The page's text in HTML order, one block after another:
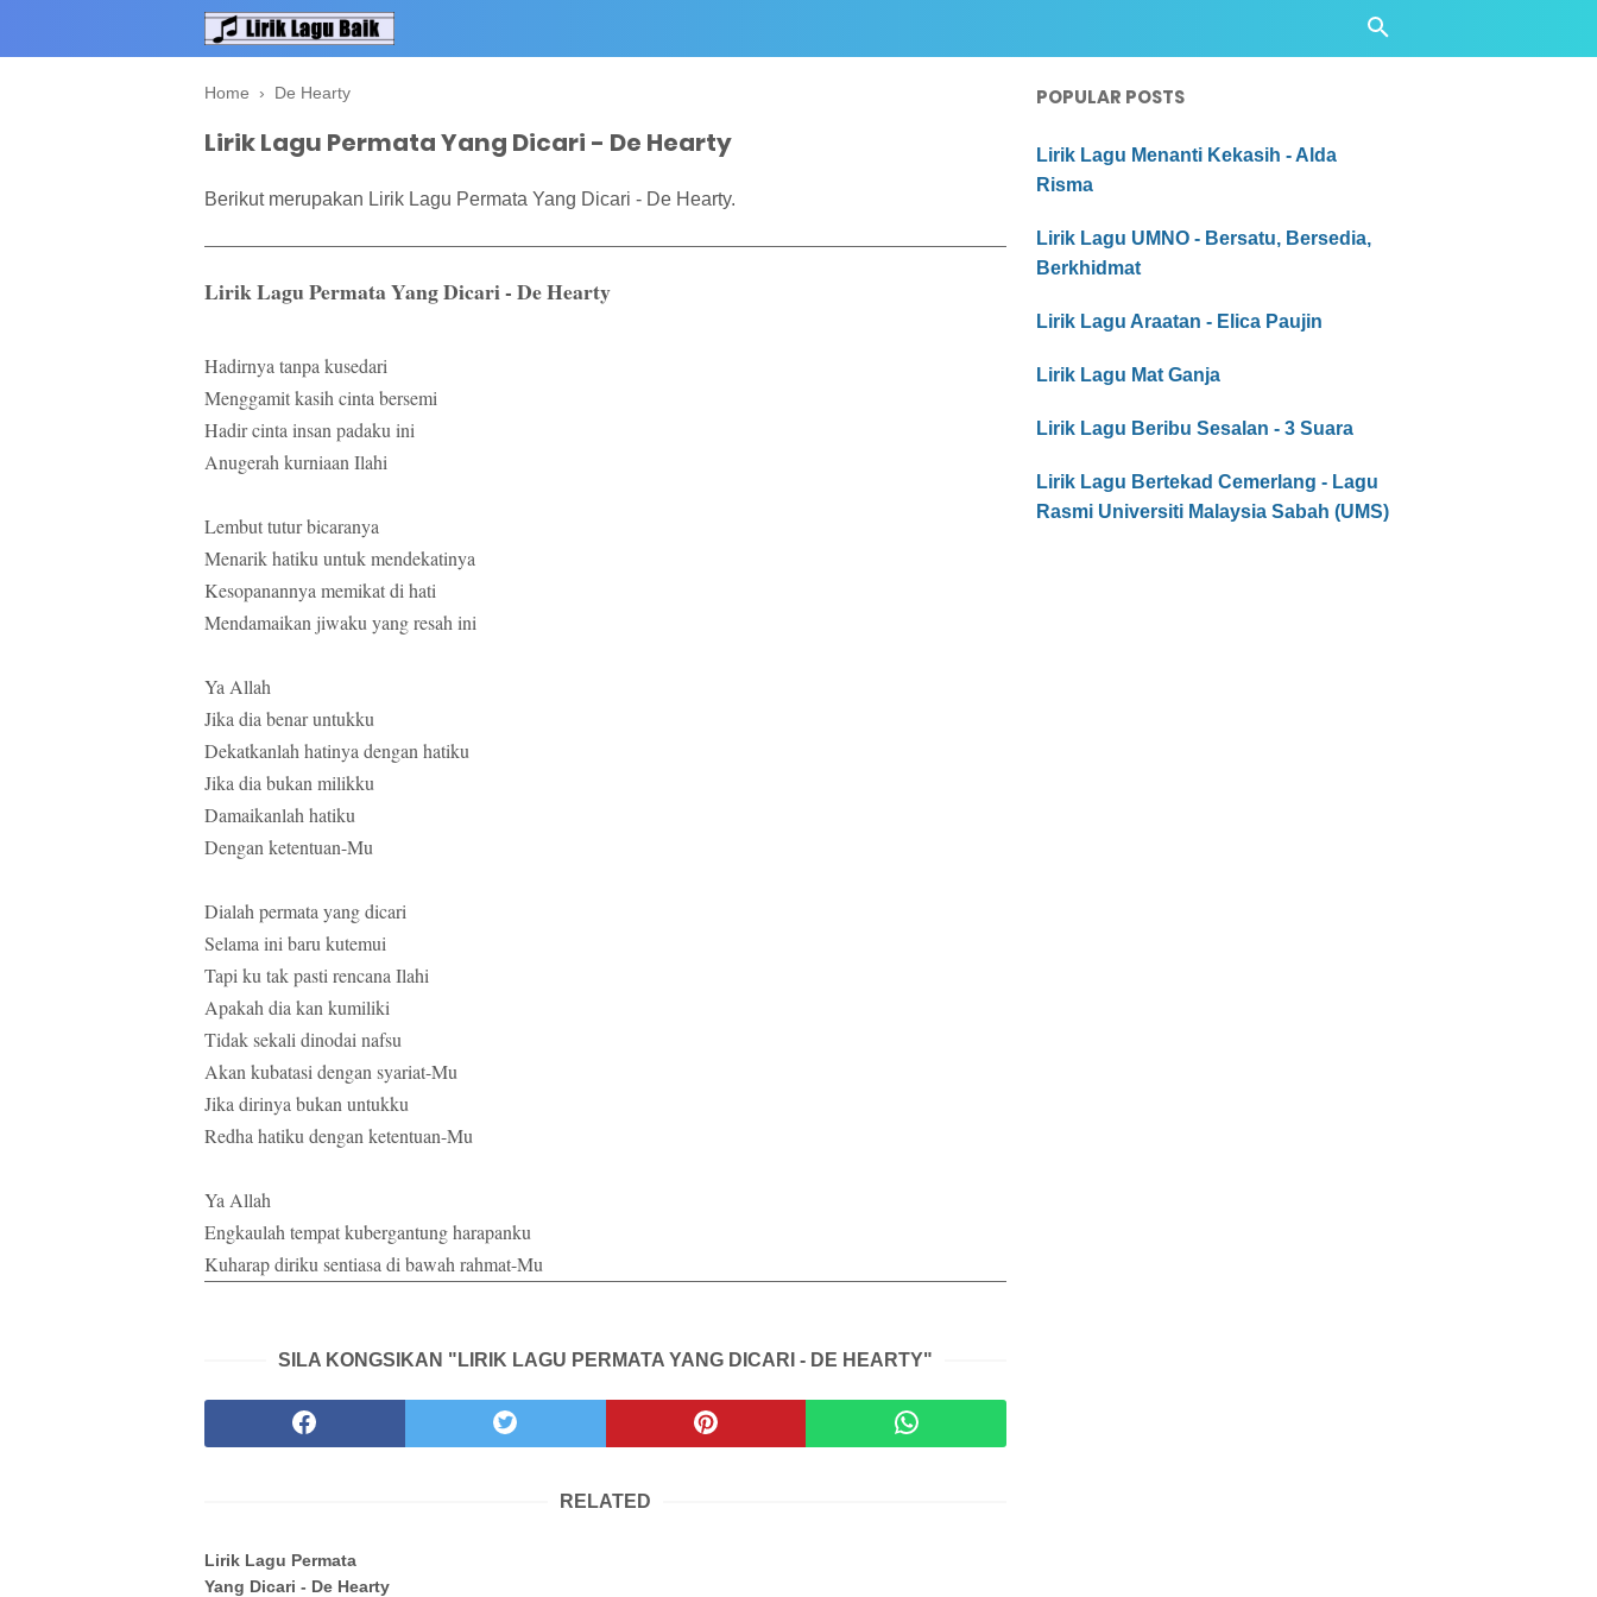
Home › De Hearty
Lirik Lagu Permata Yang Dicari - De Hearty
Berikut merupakan Lirik Lagu Permata Yang Dicari - De Hearty.
Lirik Lagu Permata Yang Dicari - De Hearty
Hadirnya tanpa kusedari
Menggamit kasih cinta bersemi
Hadir cinta insan padaku ini
Anugerah kurniaan Ilahi
Lembut tutur bicaranya
Menarik hatiku untuk mendekatinya
Kesopanannya memikat di hati
Mendamaikan jiwaku yang resah ini
Ya Allah
Jika dia benar untukku
Dekatkanlah hatinya dengan hatiku
Jika dia bukan milikku
Damaikanlah hatiku
Dengan ketentuan-Mu
Dialah permata yang dicari
Selama ini baru kutemui
Tapi ku tak pasti rencana Ilahi
Apakah dia kan kumiliki
Tidak sekali dinodai nafsu
Akan kubatasi dengan syariat-Mu
Jika dirinya bukan untukku
Redha hatiku dengan ketentuan-Mu
Ya Allah
Engkaulah tempat kubergantung harapanku
Kuharap diriku sentiasa di bawah rahmat-Mu
SILA KONGSIKAN "LIRIK LAGU PERMATA YANG DICARI - DE HEARTY"
RELATED
Lirik Lagu Permata
Yang Dicari - De Hearty
POPULAR POSTS
Lirik Lagu Menanti Kekasih - Alda
Risma
Lirik Lagu UMNO - Bersatu, Bersedia,
Berkhidmat
Lirik Lagu Araatan - Elica Paujin
Lirik Lagu Mat Ganja
Lirik Lagu Beribu Sesalan - 3 Suara
Lirik Lagu Bertekad Cemerlang - Lagu
Rasmi Universiti Malaysia Sabah (UMS)